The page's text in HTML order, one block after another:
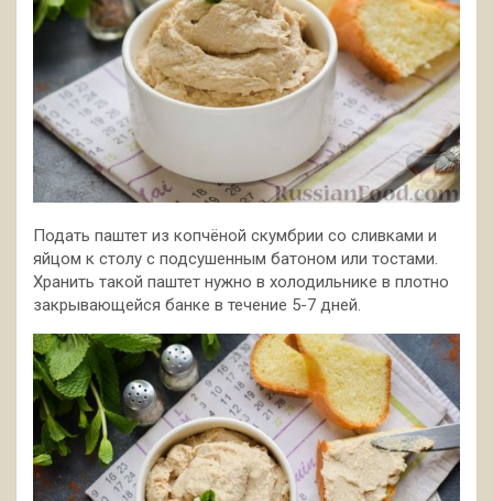
Подать паштет из копчёной скумбрии со сливками и
яйцом к столу с подсушенным батоном или тостами.
Хранить такой паштет нужно в холодильнике в плотно
закрывающейся банке в течение 5-7 дней.